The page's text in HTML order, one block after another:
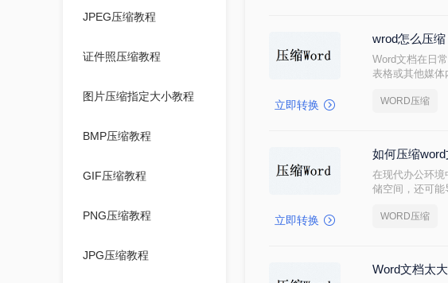
JPEG压缩教程
证件照压缩教程
图片压缩指定大小教程
BMP压缩教程
GIF压缩教程
PNG压缩教程
JPG压缩教程
立即转换
wrod怎么压缩
Word文档在日
表格或其他媒体
WORD压缩
立即转换
如何压缩
在现代办公环境
储空间，还可能
WORD压缩
Word文档太